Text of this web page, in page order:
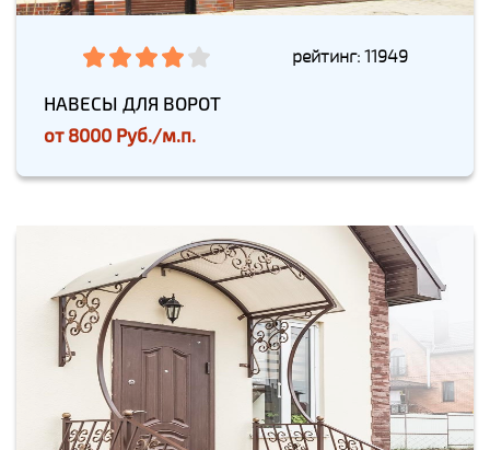
рейтинг: 11949
НАВЕСЫ ДЛЯ ВОРОТ
от8000 Руб./м.п.